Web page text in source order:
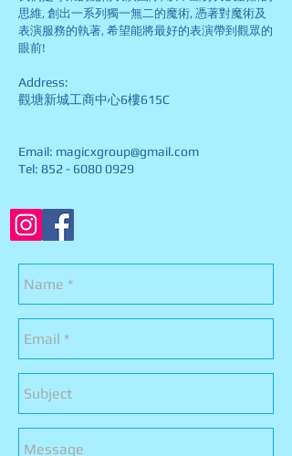
思維, 創出一系列獨一無二的魔術, 憑著對魔術及
表演服務的執著, 希望能將最好的表演帶到觀眾的
眼前!
Address:
觀塘新城工商中心6樓615C
Email: magicxgroup@gmail.com
Tel: 852 - 6080 0929